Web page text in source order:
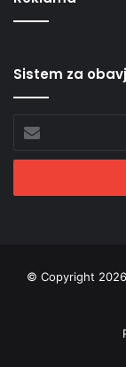
Sistem za
Email
adresu
© Copyright